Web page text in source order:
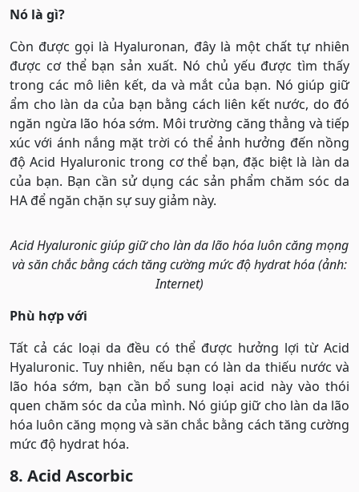
Nó là gì?
Còn được gọi là Hyaluronan, đây là một chất tự nhiên
được cơ thể bạn sản xuất. Nó chủ yếu được tìm thấy
trong các mô liên kết, da và mắt của bạn. Nó giúp giữ
ẩm cho làn da của bạn bằng cách liên kết nước, do đó
ngăn ngừa lão hóa sớm. Môi trường căng thẳng và tiếp
xúc với ánh nắng mặt trời có thể ảnh hưởng đến nồng
độ Acid Hyaluronic trong cơ thể bạn, đặc biệt là làn da
của bạn. Bạn cần sử dụng các sản phẩm chăm sóc da
HA để ngăn chặn sự suy giảm này.
Acid Hyaluronic giúp giữ cho làn da lão hóa luôn căng mọng
và săn chắc bằng cách tăng cường mức độ hydrat hóa (ảnh:
Internet)
Phù hợp với
Tất cả các loại da đều có thể được hưởng lợi từ Acid
Hyaluronic. Tuy nhiên, nếu bạn có làn da thiếu nước và
lão hóa sớm, bạn cần bổ sung loại acid này vào thói
quen chăm sóc da của mình. Nó giúp giữ cho làn da lão
hóa luôn căng mọng và săn chắc bằng cách tăng cường
mức độ hydrat hóa.
8. Acid Ascorbic